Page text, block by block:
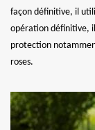
façon définitive, il
opération définitive,
protection
roses.